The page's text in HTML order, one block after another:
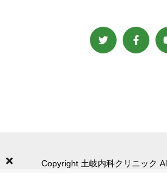
Copyright 土岐内科クリニック